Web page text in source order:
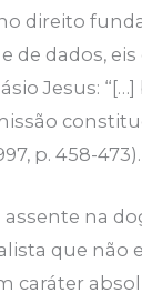
direito
de dados,
Jesus:
p. 458-473).
assente na
que não
caráter